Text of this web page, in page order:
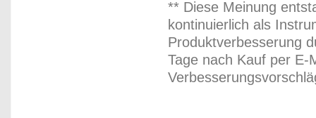
** Diese Meinung
kontinuierlich als
Produktverbesserung
Tage nach Kauf per E-